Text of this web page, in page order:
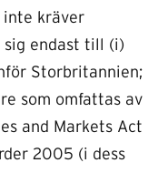
inte kräver
sig endast till (i)
Storbritannien;
som omfattas av
and Markets Act
2005 (i dess